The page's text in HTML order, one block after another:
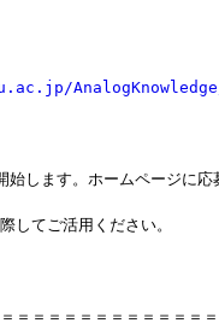
AnalogKnowledge/
します。ホームページに応
してご活用ください。
＝＝＝＝＝＝＝＝＝＝＝＝